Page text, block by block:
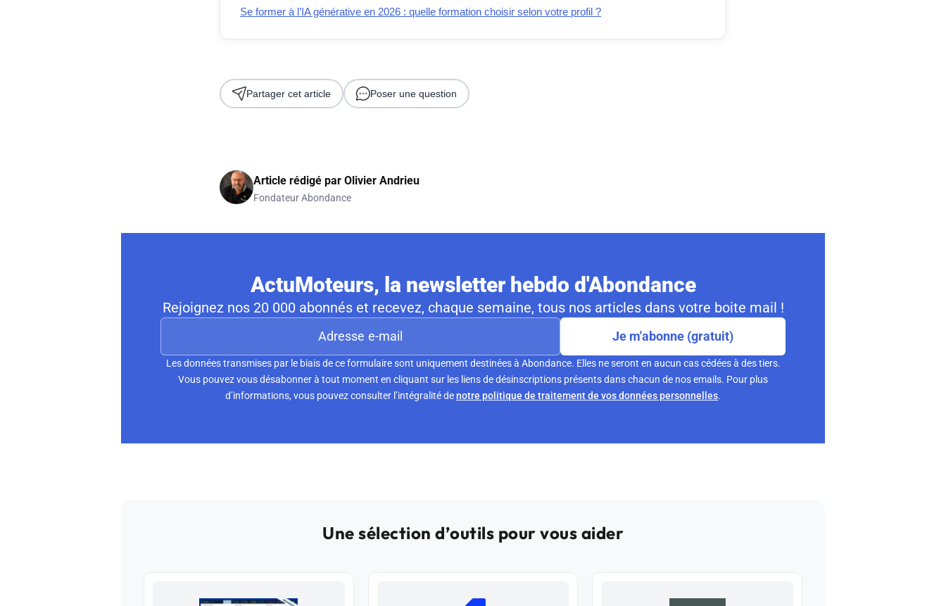
Se former à l’IA générative en 2026 : quelle formation choisir selon votre profil ?
Partager cet article Poser une question
Article rédigé par Olivier Andrieu
Fondateur Abondance
ActuMoteurs, la newsletter hebdo d'Abondance
Rejoignez nos 20 000 abonnés et recevez, chaque semaine, tous nos articles dans votre boite mail !
Je m'abonne (gratuit)
Les données transmises par le biais de ce formulaire sont uniquement destinées à Abondance. Elles ne seront en aucun cas cédées à des tiers.
Vous pouvez vous désabonner à tout moment en cliquant sur les liens de désinscriptions présents dans chacun de nos emails. Pour plus
d’informations, vous pouvez consulter l’intégralité denotre politique de traitement de vos données personnelles.
Une sélection d’outils pour vous aider